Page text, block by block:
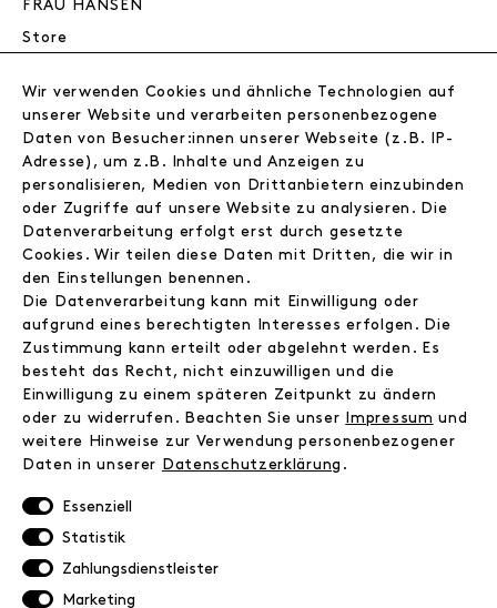
FRAU HANSEN
Store
Wir
Jobs
Wholesale
Instagram
Facebook
Kontakt
INFORMATIONEN
FAQ
Zahlungsinformationen
Versand
Retoure
Widerrufsrecht
Datenschutz
Impressum
NEWSLETTER
Wir verwenden Cookies und ähnliche Technologien auf
unserer Website und verarbeiten personenbezogene
Daten von Besucher:innen unserer Webseite (z.B. IP-
Adresse), um z.B. Inhalte und Anzeigen zu
personalisieren, Medien von Drittanbietern einzubinden
oder Zugriffe auf unsere Website zu analysieren. Die
Datenverarbeitung erfolgt erst durch gesetzte
Cookies. Wir teilen diese Daten mit Dritten, die wir in
den Einstellungen benennen.
Die Datenverarbeitung kann mit Einwilligung oder
aufgrund eines berechtigten Interesses erfolgen. Die
Zustimmung kann erteilt oder abgelehnt werden. Es
besteht das Recht, nicht einzuwilligen und die
Einwilligung zu einem späteren Zeitpunkt zu ändern
oder zu widerrufen. Beachten Sie unser
Impressum und
weitere Hinweise zur Verwendung personenbezogener
Daten in unserer
Daten­schutz­erklärung
Essenziell
Statistik
Zahlungsdienstleister
Marketing